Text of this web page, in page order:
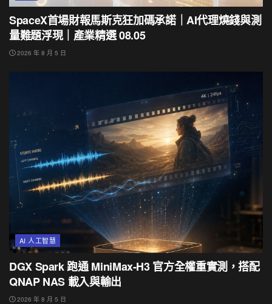
SpaceX首場財報馬斯克狂加碼承諾｜AI代理燒錢與測
量難題浮現｜產業精選 08.05
2026 年 8 月 5 日
AI 人工智慧
DGX Spark 跑通 MiniMax-H3 官方全權重實測，搭配
QNAP NAS 載入與輸出
2026 年 8 月 5 日